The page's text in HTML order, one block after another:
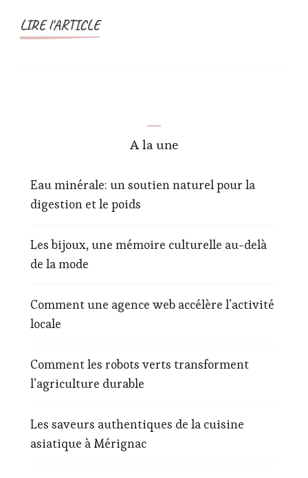
LIRE l'ARTICLE
A la une
Eau minérale: un soutien naturel pour la
digestion et le poids
Les bijoux, une mémoire culturelle au-delà
de la mode
Comment une agence web accélère l’activité
locale
Comment les robots verts transforment
l’agriculture durable
Les saveurs authentiques de la cuisine
asiatique à Mérignac